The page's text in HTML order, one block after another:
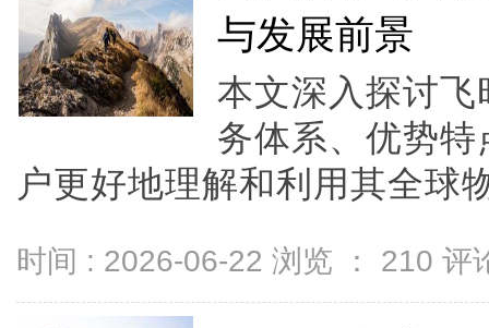
与发展前景
本文深入探讨
务体系、优势
户更好地理解和利用其全球
时间 : 2026-06-22 浏览 ： 210 评